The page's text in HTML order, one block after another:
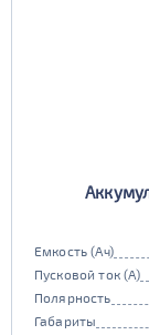
Емкость (Ач)
Пусковой ток (А)
Полярность
Габариты